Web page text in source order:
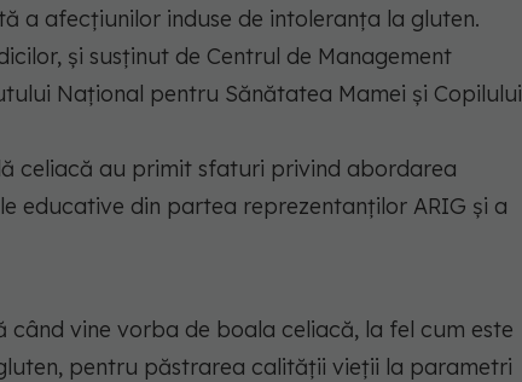
a afecțiunilor induse de intoleranța la gluten.
și susținut de Centrul de Management
Național pentru Sănătatea Mamei și Copilului
celiacă au primit sfaturi privind abordarea
educative din partea reprezentanților ARIG și a
când vine vorba de boala celiacă, la fel cum este
pentru păstrarea calității vieții la parametri